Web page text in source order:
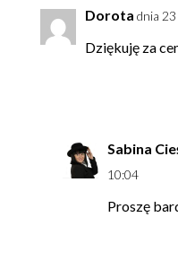
Dorota dnia
Dziękuję za
Sabina
10:04
Proszę